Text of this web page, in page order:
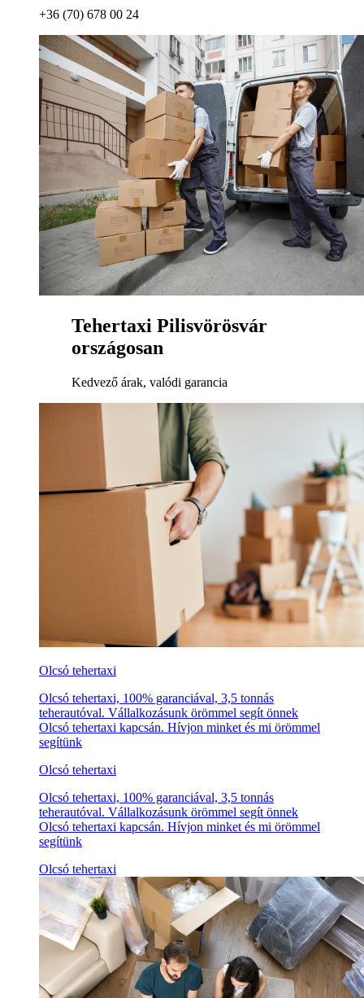
+36 (70) 678 00 24
Tehertaxi Pilisvörösvár
országosan
Kedvező árak, valódi garancia
Olcsó tehertaxi
Olcsó tehertaxi, 100% garanciával, 3,5 tonnás
teherautóval. Vállalkozásunk örömmel segít önnek
Olcsó tehertaxi kapcsán. Hívjon minket és mi örömmel
segítünk
Olcsó tehertaxi
Olcsó tehertaxi, 100% garanciával, 3,5 tonnás
teherautóval. Vállalkozásunk örömmel segít önnek
Olcsó tehertaxi kapcsán. Hívjon minket és mi örömmel
segítünk
Olcsó tehertaxi